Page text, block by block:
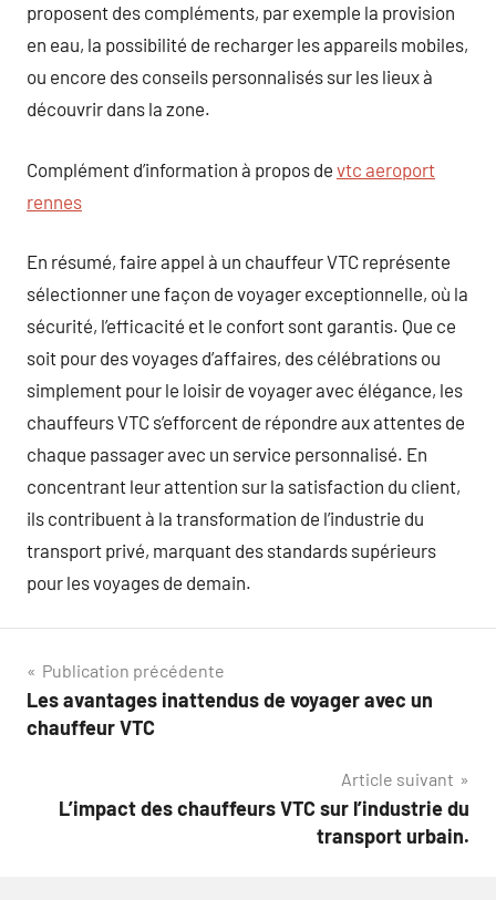
proposent des compléments, par exemple la provision
en eau, la possibilité de recharger les appareils mobiles,
ou encore des conseils personnalisés sur les lieux à
découvrir dans la zone.
Complément d’information à propos de vtc aeroport
rennes
En résumé, faire appel à un chauffeur VTC représente
sélectionner une façon de voyager exceptionnelle, où la
sécurité, l’efficacité et le confort sont garantis. Que ce
soit pour des voyages d’affaires, des célébrations ou
simplement pour le loisir de voyager avec élégance, les
chauffeurs VTC s’efforcent de répondre aux attentes de
chaque passager avec un service personnalisé. En
concentrant leur attention sur la satisfaction du client,
ils contribuent à la transformation de l’industrie du
transport privé, marquant des standards supérieurs
pour les voyages de demain.
Navigation
de
Publication précédente
Les avantages inattendus de voyager avec un
chauffeur VTC
Article suivant
L’impact des chauffeurs VTC sur l’industrie du
transport urbain.